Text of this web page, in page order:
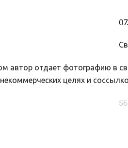
автор отдает фотографию в
целях и